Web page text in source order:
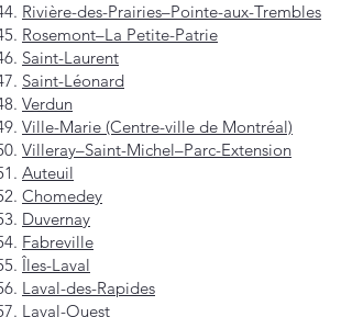
Rivière-des-Prairies–Pointe-aux-Trembles
Rosemont–La Petite-Patrie
Saint-Laurent
Saint-Léonard
Verdun
Ville-Marie (Centre-ville de Montréal)
Villeray–Saint-Michel–Parc-Extension
Auteuil
Chomedey
Duvernay
Fabreville
Îles-Laval
Laval-des-Rapides
Laval-Ouest